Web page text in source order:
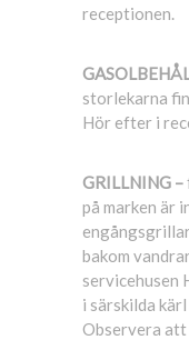
receptionen.
storlekarna
Hör efter i
GRILLNING –
på marken är
bakom
servicehusen
i särskilda
Observera